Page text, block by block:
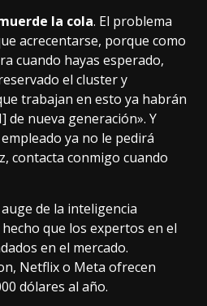
la cola. El problema
acrecentarse, porque como
cuando hayas esperado,
el cluster y
trabajan en esto ya habrán
de nueva generación». Y
ya no le pedirá
contacta conmigo cuando
auge de la inteligencia
que los expertos en el
en el mercado.
Netflix o Meta ofrecen
dólares al año.